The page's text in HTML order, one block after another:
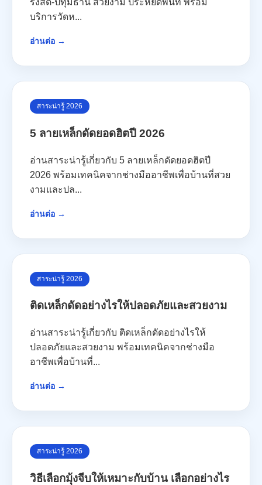
รังสิต-ปทุมธานี สวยงาม ประหยัดพื้นที่ พร้อม
บริการวัดห...
อ่านต่อ →
สาระน่ารู้ 2026
5 ลายเหล็กดัดยอดฮิตปี 2026
อ่านสาระน่ารู้เกี่ยวกับ 5 ลายเหล็กดัดยอดฮิตปี
2026 พร้อมเทคนิคจากช่างมืออาชีพเพื่อบ้านที่สวย
งามและปล...
อ่านต่อ →
สาระน่ารู้ 2026
ติดเหล็กดัดอย่างไรให้ปลอดภัยและสวยงาม
อ่านสาระน่ารู้เกี่ยวกับ ติดเหล็กดัดอย่างไรให้
ปลอดภัยและสวยงาม พร้อมเทคนิคจากช่างมือ
อาชีพเพื่อบ้านที่...
อ่านต่อ →
สาระน่ารู้ 2026
วิธีเลือกมุ้งจีบให้เหมาะกับบ้าน เลือกอย่างไร